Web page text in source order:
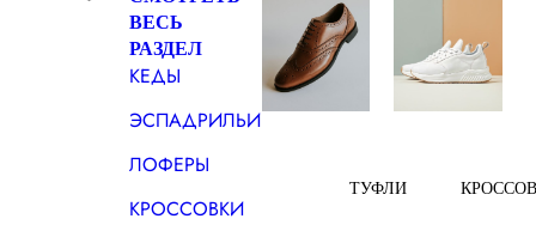
ВЕСЬ
РАЗДЕЛ
КЕДЫ
ЭСПАДРИЛЬИ
ЛОФЕРЫ
КРОССОВКИ
ТУФЛИ